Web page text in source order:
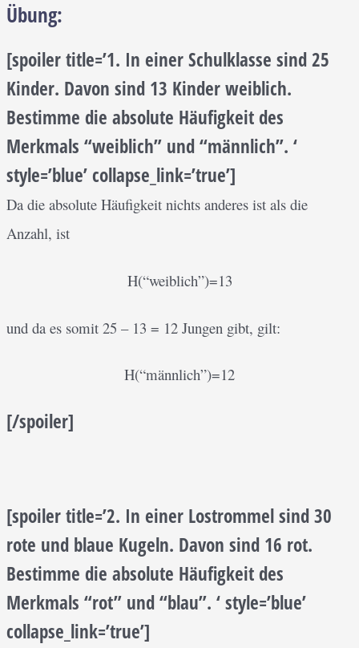
Übung:
[spoiler title=’1. In einer Schulklasse sind 25
Kinder. Davon sind 13 Kinder weiblich.
Bestimme die absolute Häufigkeit des
Merkmals “weiblich” und “männlich”. ‘
style=’blue’ collapse_link=’true’]
Da die absolute Häufigkeit nichts anderes ist als die
Anzahl, ist
H(“weiblich”)=13
und da es somit 25 – 13 = 12 Jungen gibt, gilt:
H(“männlich”)=12
[/spoiler]
[spoiler title=’2. In einer Lostrommel sind 30
rote und blaue Kugeln. Davon sind 16 rot.
Bestimme die absolute Häufigkeit des
Merkmals “rot” und “blau”. ‘ style=’blue’
collapse_link=’true’]